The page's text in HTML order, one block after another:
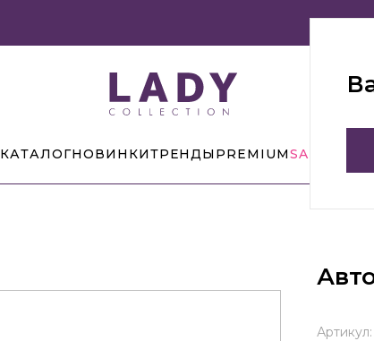
КАТАЛОГНОВИНКИТРЕНДЫ PREMIUMSALE
Артикул: